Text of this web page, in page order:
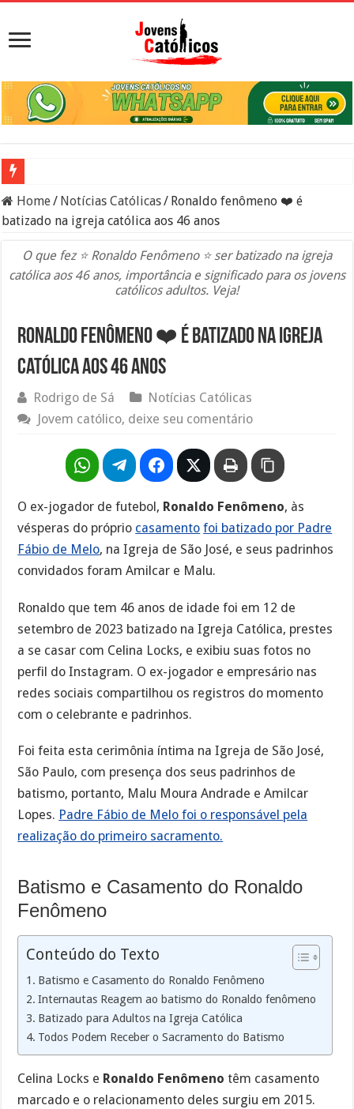
Viciado em sexo: o que significa, sinais, pecado e como buscar ajuda
Sacramento da Reconciliação: O Que É e Como Fazer uma Boa
Filme Sagrado Coração – Seu Reino Não Terá Fim: O
Falsos Amigos: O Que a Bíblia e a Igreja Católica Ensinam Sobre
Home/ Notícias Católicas/ Ronaldo fenômeno ❤️ é
batizado na igreja católica aos 46 anos
O que fez ⭐ Ronaldo Fenômeno ⭐ ser batizado na igreja
católica aos 46 anos, importância e significado para os jovens
católicos adultos. Veja!
Ronaldo fenômeno ❤️ é batizado na igreja
católica aos 46 anos
Rodrigo de Sá
Notícias Católicas
Jovem católico, deixe seu comentário
O ex-jogador de futebol, Ronaldo Fenômeno, às
vésperas do próprio casamento foi batizado por Padre
Fábio de Melo, na Igreja de São José, e seus padrinhos
convidados foram Amilcar e Malu.
Ronaldo que tem 46 anos de idade foi em 12 de
setembro de 2023 batizado na Igreja Católica, prestes
a se casar com Celina Locks, e exibiu suas fotos no
perfil do Instagram. O ex-jogador e empresário nas
redes sociais compartilhou os registros do momento
com o celebrante e padrinhos.
Foi feita esta cerimônia íntima na Igreja de São José,
São Paulo, com presença dos seus padrinhos de
batismo, portanto, Malu Moura Andrade e Amilcar
Lopes. Padre Fábio de Melo foi o responsável pela
realização do primeiro sacramento.
Batismo e Casamento do Ronaldo
Fenômeno
Conteúdo do Texto
Batismo e Casamento do Ronaldo Fenômeno
Internautas Reagem ao batismo do Ronaldo fenômeno
Batizado para Adultos na Igreja Católica
Todos Podem Receber o Sacramento do Batismo
Celina Locks e Ronaldo Fenômeno têm casamento
marcado e o relacionamento deles surgiu em 2015.